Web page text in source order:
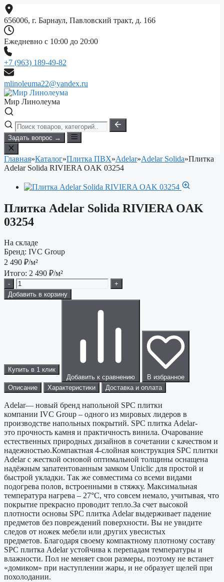
Перейти
к
содержимому
656006, г. Барнаул, Павловский тракт, д. 166
Ежедневно с 10:00 до 20:00
+7 (963) 189-49-82
mlinoleuma22@yandex.ru
Мир Линолеума
Задать вопрос →
Главная»Каталог»Плитка ПВХ»Adelar»Adelar Solida»Плитка
Adelar Solida RIVIERA OAK 03254
Плитка Adelar Solida RIVIERA OAK
03254
На складе
Бренд: IVC Group
2 490 ₽/м²
Итого: 2 490 ₽/м²
-
+
Добавить в корзину
Купить в 1 клик
Добавить к сравнению
В избранное
Описание
Характеристики Доставка и оплата
Adelar— новый бренд напольной SPC плитки
компании IVC Group – одного из мировых лидеров в
производстве напольных покрытий. SPC плитка Adelar-
это прочность камня и практичность винила. Очарование
естественных природных дизайнов в сочетании с качеством и
надежностью.Компактная 4-слойная конструкция SPС плитки
Adelar с жесткой основой оптимальной толщины оснащена
надёжным запатентованным замком Uniclic для простой и
быстрой укладки. Так же совместима со всеми видами
подогрева полов, встроенными в стяжку. Максимальная
температура нагрева – 27°С, что совсем немало, учитывая, что
покрытие прекрасно проводит тепло.За счет высокой
плотности основы SPС плитка Adelar выдерживает падение
предметов без повреждений поверхности. Вы не увидите
следов от ножек мебели или других увесистых
предметов. Благодаря своему компактному плотному составу
SPC плитка Adelar устойчива к перепадам температуры и
влажности. Пол не меняет свои размеры, поэтому не встанет
«домиком» при наступлении жары, и не образует щелей при
похолодании.